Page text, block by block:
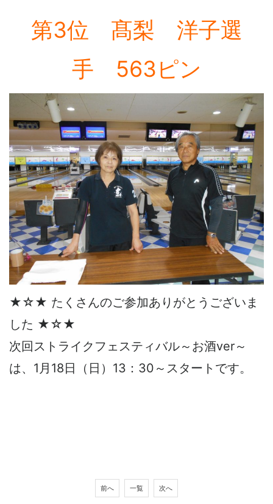
第3位 髙梨 洋子選
手 563ピン
★☆★ たくさんのご参加ありがとうございま
した ★☆★
次回ストライクフェスティバル～お酒ver～
は、1月18日（日）13：30～スタートです。
前へ 一覧 次へ